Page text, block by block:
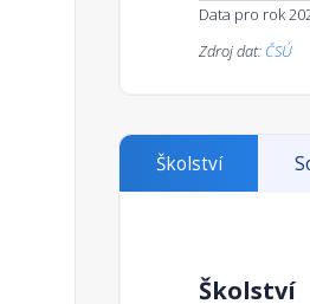
Data pro rok
Zdroj dat: ČSÚ
Školství
Školství